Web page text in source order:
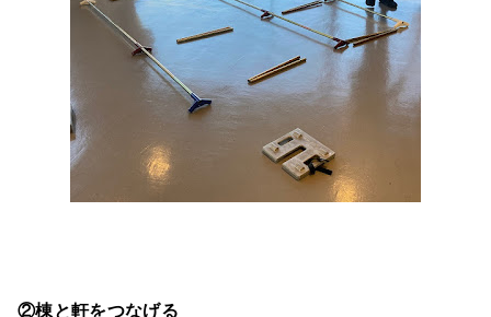
②棟と軒をつなげる